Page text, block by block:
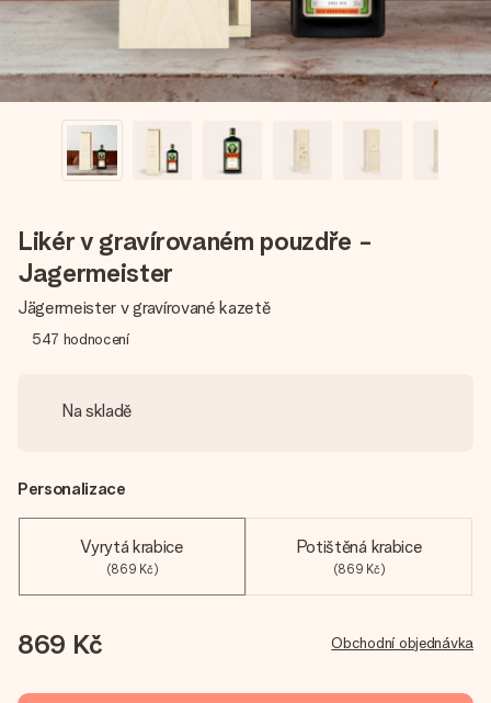
Likér v gravírovaném pouzdře -
Jagermeister
Jägermeister v gravírované kazetě
547 hodnocení
Na skladě
Personalizace
Vyrytá krabice
(869 Kč)
Potištěná krabice
(869 Kč)
869 Kč Obchodní objednávka